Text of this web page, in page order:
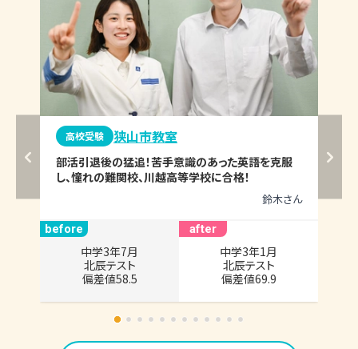
高校受験 狭山市教室
部活引退後の猛追！苦手意識のあった英語を克服
し、憧れの難関校、川越高等学校に合格！
鈴木さん
before
中学3年7月
北辰テスト
偏差値58.5
after
中学3年1月
北辰テスト
偏差値69.9